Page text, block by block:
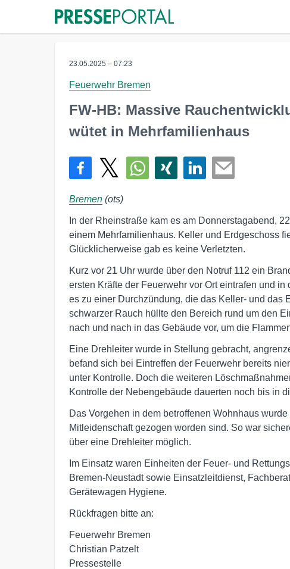
23.05.2025 – 07:23
Feuerwehr Bremen
FW-HB: Massive
wütet in Mehrfamilienhaus
Bremen (ots)
In der Rheinstraße kam es am Donnerstagabend,
einem Mehrfamilienhaus. Keller und Erdgeschoss
Glücklicherweise gab es keine Verletzten.
Kurz vor 21 Uhr wurde über den Notruf 112 ein
ersten Kräfte der Feuerwehr vor Ort eintrafen und
es zu einer Durchzündung, die das Keller- und das
schwarzer Rauch hüllte den Bereich rund um den
nach und nach in das Gebäude vor, um die
Eine Drehleiter wurde in Stellung gebracht,
befand sich bei Eintreffen der Feuerwehr bereits
unter Kontrolle. Doch die weiteren
Kontrolle der Nebengebäude dauerten noch bis in
Das Vorgehen in dem betroffenen Wohnhaus
Mitleidenschaft gezogen worden sind. So war
über eine Drehleiter möglich.
Im Einsatz waren Einheiten der Feuer- und
Bremen-Neustadt sowie Einsatzleitdienst,
Gerätewagen Hygiene.
Rückfragen bitte an:
Feuerwehr Bremen
Christian Patzelt
Pressestelle